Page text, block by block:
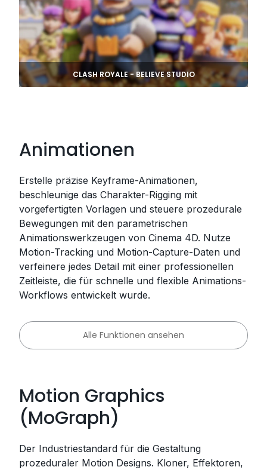
CLASH ROYALE - BELIEVE STUDIO
Animationen
Erstelle präzise Keyframe-Animationen,
beschleunige das Charakter-Rigging mit
vorgefertigten Vorlagen und steuere prozedurale
Bewegungen mit den parametrischen
Animationswerkzeugen von Cinema 4D. Nutze
Motion-Tracking und Motion-Capture-Daten und
verfeinere jedes Detail mit einer professionellen
Zeitleiste, die für schnelle und flexible Animations-
Workflows entwickelt wurde.
Alle Funktionen ansehen
Motion Graphics
(MoGraph)
Der Industriestandard für die Gestaltung
prozeduraler Motion Designs. Kloner, Effektoren,